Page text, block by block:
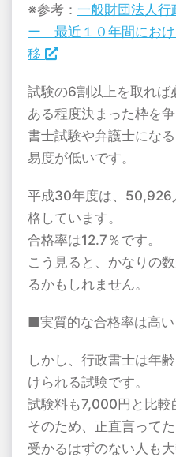
※参考： 一般財団法人行
ー 最近１０年間にお
移
試験の6割以上を取れば
ある程度決まった枠を
書士試験や弁護士にな
易度が低いです。
平成30年度は、
格しています。
合格率は12.7％です。
こう見ると、かなりの
るかもしれません。
■実質的な合格率は高い
しかし、行政書士は年
けられる試験です。
試験料も7,000円と比較
そのため、正直言って
受かるはずのない人も